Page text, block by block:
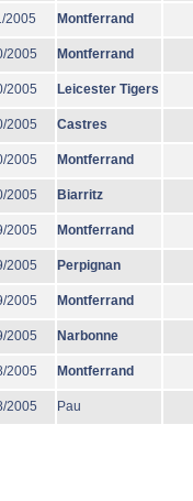
2005 Montferrand
2005 Montferrand
2005 Leicester Tigers
2005 Castres
2005 Montferrand
2005 Biarritz
2005 Montferrand
2005 Perpignan
2005 Montferrand
2005 Narbonne
2005 Montferrand
2005 Pau